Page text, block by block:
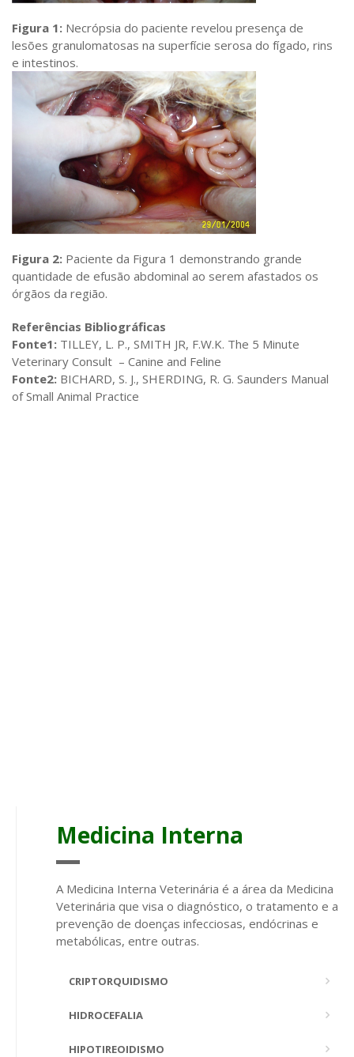
Figura 1: Necrópsia do paciente revelou presença de
lesões granulomatosas na superfície serosa do fígado, rins
e intestinos.
Figura 2: Paciente da Figura 1 demonstrando grande
quantidade de efusão abdominal ao serem afastados os
órgãos da região.
Referências Bibliográficas
Fonte1: TILLEY, L. P., SMITH JR, F.W.K. The 5 Minute
Veterinary Consult – Canine and Feline
Fonte2: BICHARD, S. J., SHERDING, R. G. Saunders Manual
of Small Animal Practice
Medicina Interna
A Medicina Interna Veterinária é a área da Medicina
Veterinária que visa o diagnóstico, o tratamento e a
prevenção de doenças infecciosas, endócrinas e
metabólicas, entre outras.
CRIPTORQUIDISMO
HIDROCEFALIA
HIPOTIREOIDISMO